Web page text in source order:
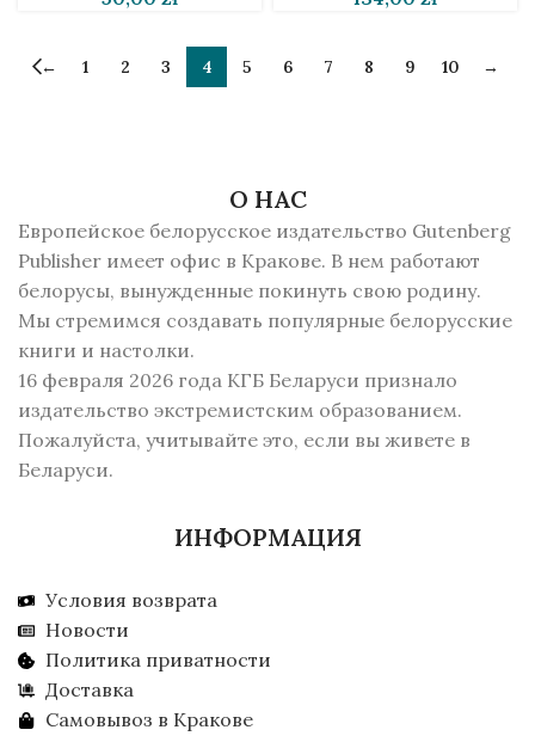
← 1 2 3 4 5 6 7 8 9 10 →
О НАС
Европейское белорусское издательство Gutenberg
Publisher имеет офис в Кракове. В нем работают
белорусы, вынужденные покинуть свою родину.
Мы стремимся создавать популярные белорусские
книги и настолки.
16 февраля 2026 года КГБ Беларуси признало
издательство экстремистским образованием.
Пожалуйста, учитывайте это, если вы живете в
Беларуси.
ИНФОРМАЦИЯ
Условия возврата
Новости
Политика приватности
Доставка
Самовывоз в Кракове